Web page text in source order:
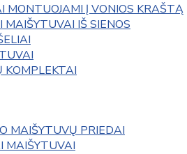
MONTUOJAMI Į VONIOS KRAŠTĄ
MAIŠYTUVAI IŠ SIENOS
KOMPLEKTAI
MAIŠYTUVŲ PRIEDAI
MAIŠYTUVAI